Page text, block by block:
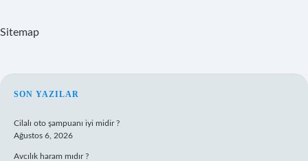
Sitemap
SIDEBAR
SON YAZILAR
Cilalı oto şampuanı iyi midir ?
Ağustos 6, 2026
Avcılık haram mıdır ?